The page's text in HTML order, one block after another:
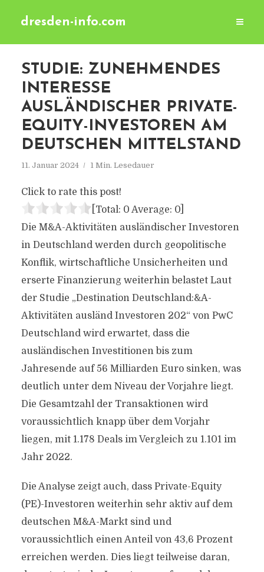
dresden-info.com
STUDIE: ZUNEHMENDES
INTERESSE
AUSLÄNDISCHER PRIVATE-
EQUITY-INVESTOREN AM
DEUTSCHEN MITTELSTAND
11. Januar 2024 1 Min. Lesedauer
Click to rate this post!
[Total: 0 Average: 0]
Die M&A-Aktivitäten ausländischer Investoren
in Deutschland werden durch geopolitische
Konflik, wirtschaftliche Unsicherheiten und
erserte Finanzierung weiterhin belastet Laut
der Studie „Destination Deutschland:&A-
Aktivitäten ausländ Investoren 202“ von PwC
Deutschland wird erwartet, dass die
ausländischen Investitionen bis zum
Jahresende auf 56 Milliarden Euro sinken, was
deutlich unter dem Niveau der Vorjahre liegt.
Die Gesamtzahl der Transaktionen wird
voraussichtlich knapp über dem Vorjahr
liegen, mit 1.178 Deals im Vergleich zu 1.101 im
Jahr 2022.
Die Analyse zeigt auch, dass Private-Equity
(PE)-Investoren weiterhin sehr aktiv auf dem
deutschen M&A-Markt sind und
voraussichtlich einen Anteil von 43,6 Prozent
erreichen werden. Dies liegt teilweise daran,